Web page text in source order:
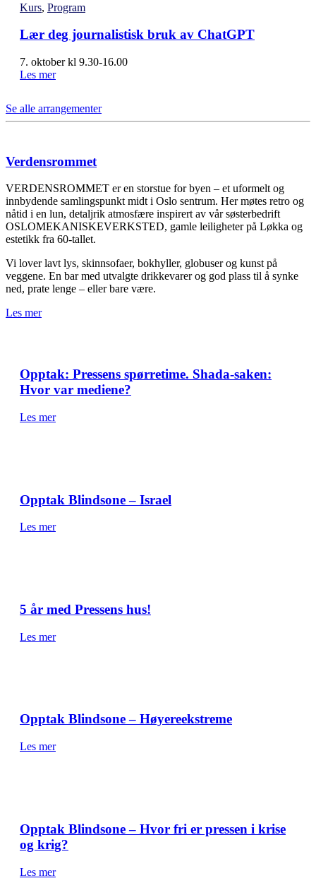
Kurs, Program
Lær deg journalistisk bruk av ChatGPT
7. oktober kl 9.30-16.00
Les mer
Se alle arrangementer
Verdensrommet
VERDENSROMMET er en storstue for byen – et uformelt og
innbydende samlingspunkt midt i Oslo sentrum. Her møtes retro og
nåtid i en lun, detaljrik atmosfære inspirert av vår søsterbedrift
OSLOMEKANISKEVERKSTED, gamle leiligheter på Løkka og
estetikk fra 60-tallet.
Vi lover lavt lys, skinnsofaer, bokhyller, globuser og kunst på
veggene. En bar med utvalgte drikkevarer og god plass til å synke
ned, prate lenge – eller bare være.
Les mer
Opptak: Pressens spørretime. Shada-saken:
Hvor var mediene?
Les mer
Opptak Blindsone – Israel
Les mer
5 år med Pressens hus!
Les mer
Opptak Blindsone – Høyereekstreme
Les mer
Opptak Blindsone – Hvor fri er pressen i krise
og krig?
Les mer